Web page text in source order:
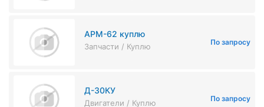
АРМ-62 куплю
Запчасти / Куплю По запросу
Д-30КУ
Двигатели / Куплю По запросу